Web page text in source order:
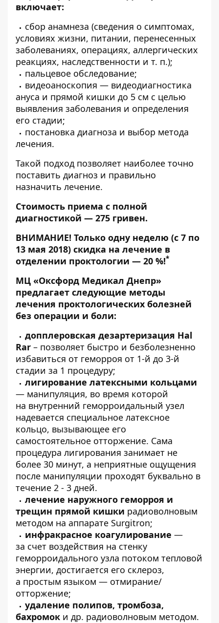
включает:
сбор анамнеза (сведения о симптомах,
условиях жизни, питании, перенесенных
заболеваниях, операциях, аллергических
реакциях, наследственности и т. п.);
пальцевое обследование;
видеоаноскопия — видеодиагностика
ануса и прямой кишки до 5 см с целью
выявления заболевания и определения
его стадии;
постановка диагноза и выбор метода
лечения.
Такой подход позволяет наиболее точно
поставить диагноз и правильно
назначить лечение.
Стоимость приема с полной
диагностикой — 275 гривен.
ВНИМАНИЕ! Только одну неделю (с 7 по
13 мая 2018) скидка на лечение в
отделении проктологии — 20 %!*
МЦ «Оксфорд Медикал Днепр»
предлагает следующие методы
лечения проктологических болезней
без операции и боли:
допплеровская дезартеризация Hal
Rar – позволяет быстро и безболезненно
избавиться от геморроя от 1-й до 3-й
стадии за 1 процедуру;
лигирование латексными кольцами
— манипуляция, во время которой
на внутренний геморроидальный узел
надевается специальное латексное
кольцо, вызывающее его
самостоятельное отторжение. Сама
процедура лигирования занимает не
более 30 минут, а неприятные ощущения
после манипуляции проходят буквально в
течение 2 - 3 дней.
лечение наружного геморроя и
трещин прямой кишки радиоволновым
методом на аппарате Surgitron;
инфракрасное коагулирование —
за счет воздействия на стенку
геморроидального узла потоком тепловой
энергии, достигается его склероз,
а простым языком — отмирание/
отторжение;
удаление полипов, тромбоза,
бахромок и др. радиоволновым методом.